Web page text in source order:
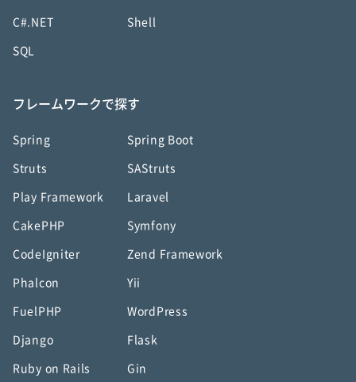
C#.NET Shell
SQL
フレームワークで探す
Spring Spring Boot
Struts SAStruts
Play Framework Laravel
CakePHP Symfony
CodeIgniter Zend Framework
Phalcon Yii
FuelPHP WordPress
Django Flask
Ruby on Rails Gin